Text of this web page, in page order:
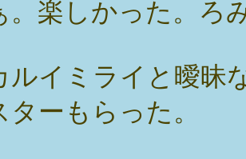
。楽しかった。ろ
ルイミライと曖昧
ターもらった。